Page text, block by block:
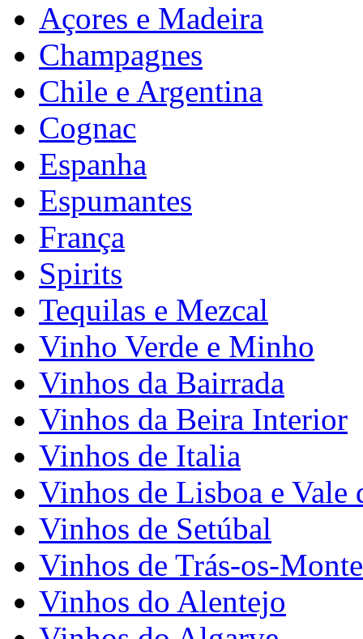
Açores e Madeira
Champagnes
Chile e Argentina
Cognac
Espanha
Espumantes
França
Spirits
Tequilas e Mezcal
Vinho Verde e Minho
Vinhos da Bairrada
Vinhos da Beira Interior
Vinhos de Italia
Vinhos de Lisboa e Vale
Vinhos de Setúbal
Vinhos de Trás-os-
Vinhos do Alentejo